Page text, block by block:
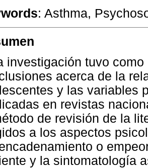
: Asthma,
investigación tuvo
acerca de la
y las variables
en revistas
de revisión de la
a los aspectos
o
y la sintomatología